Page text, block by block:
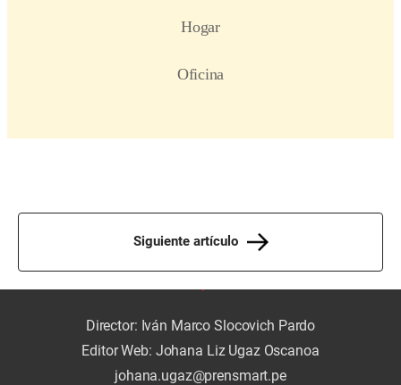
Siguiente artículo
Director: Iván Marco Slocovich Pardo
Editor Web: Johana Liz Ugaz Oscanoa
johana.ugaz@prensmart.pe